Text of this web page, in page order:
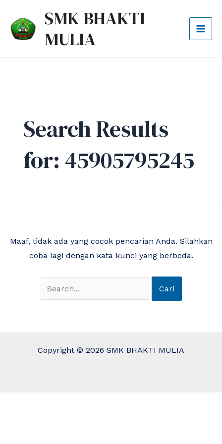
konten
SMK BHAKTI
MULIA
Search Results
for: 45905795245
Maaf, tidak ada yang cocok pencarian Anda. Silahkan
coba lagi dengan kata kunci yang berbeda.
untuk:
Copyright © 2026 SMK BHAKTI MULIA